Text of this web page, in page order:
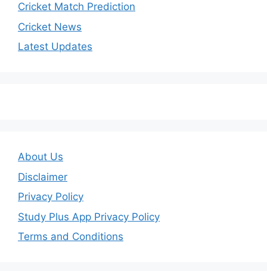
Cricket Match Prediction
Cricket News
Latest Updates
About Us
Disclaimer
Privacy Policy
Study Plus App Privacy Policy
Terms and Conditions